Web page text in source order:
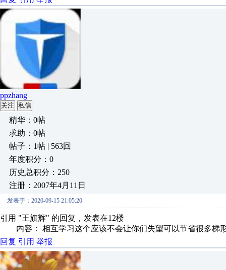
ppzhang
关注 私信
精华：0帖
求助：0帖
帖子：1帖 | 563回
年度积分：0
历史总积分：250
注册：2007年4月11日
发表于：2020-09-15 21:05:20
引用 "王旗辉" 的回复，发表在12楼
内容： 相互学习这个应该不会让你们失望可以节省很多梯
回复 引用 举报